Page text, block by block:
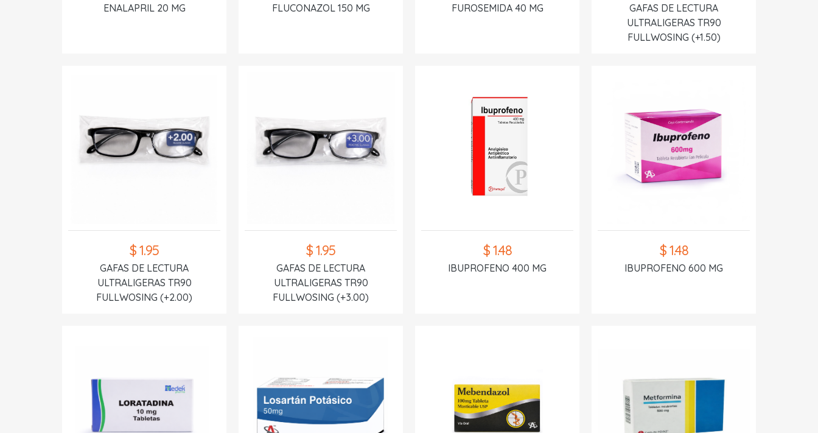
ENALAPRIL 20 MG FLUCONAZOL 150 MG FUROSEMIDA 40 MG
GAFAS DE LECTURA
ULTRALIGERAS TR90
FULLWOSING (+1.50)
$ 1.95
GAFAS DE LECTURA
ULTRALIGERAS TR90
FULLWOSING (+2.00)
$ 1.95
GAFAS DE LECTURA
ULTRALIGERAS TR90
FULLWOSING (+3.00)
$ 1.48
IBUPROFENO 400 MG
$ 1.48
IBUPROFENO 600 MG